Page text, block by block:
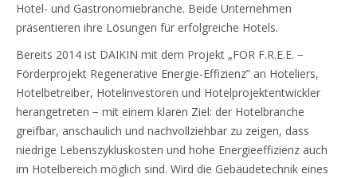
Hotel- und Gastronomiebranche. Beide Unternehmen
präsentieren ihre Lösungen für erfolgreiche Hotels.
Bereits 2014 ist DAIKIN mit dem Projekt „FOR F.R.E.E. −
Förderprojekt Regenerative Energie-Effizienz” an Hoteliers,
Hotelbetreiber, Hotelinvestoren und Hotelprojektentwickler
herangetreten − mit einem klaren Ziel: der Hotelbranche
greifbar, anschaulich und nachvollziehbar zu zeigen, dass
niedrige Lebenszykluskosten und hohe Energieeffizienz auch
im Hotelbereich möglich sind. Wird die Gebäudetechnik eines